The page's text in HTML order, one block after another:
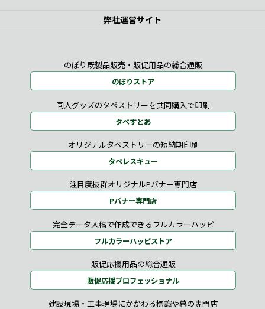
弊社運営サイト
のぼり既製品販売・販促用品の総合通販
のぼりストア
同人グッズのタペストリーを共同購入で印刷
タペすとあ
オリジナルタペストリーの短納期印刷
タペレスキュー
注目度抜群オリジナルPバナー専門店
Pバナー専門店
完全データ入稿で作成できるフルカラーハッピ
フルカラーハッピストア
販促応援用品の総合通販
販促応援プロフェッショナル
建設現場・工事現場にかかわる標識や幕の専門店